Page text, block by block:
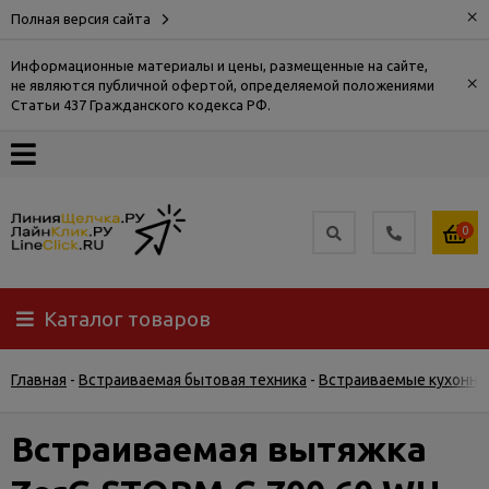
Полная версия сайта ×
Информационные материалы и цены, размещенные на сайте,
не являются публичной офертой, определяемой положениями
Статьи 437 Гражданского кодекса РФ.
×
О
Доставка
Самовывоз
Гарантия
0
Каталог товаров
Главная - Встраиваемая бытовая техника - Встраиваемые
Встраиваемая вытяжка